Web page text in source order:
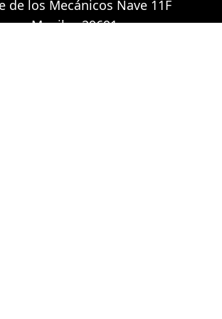
de los Mecánicos Nave 11F
Manilva 29691